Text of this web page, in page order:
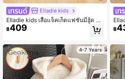
Elladie kids
Elladie kids เสื้อแจ็คเก็ตแฟชั่นมีฮู้ด ซั
บในด้วยผ้าฝ้ายลายสก็อตกาแฟ สำหรับ
เด็กผู้หญิง ใช้งานได้ทุกวัน 1 ชิ้น
฿409
4-7 Years
พ์น่า
กันค
฿